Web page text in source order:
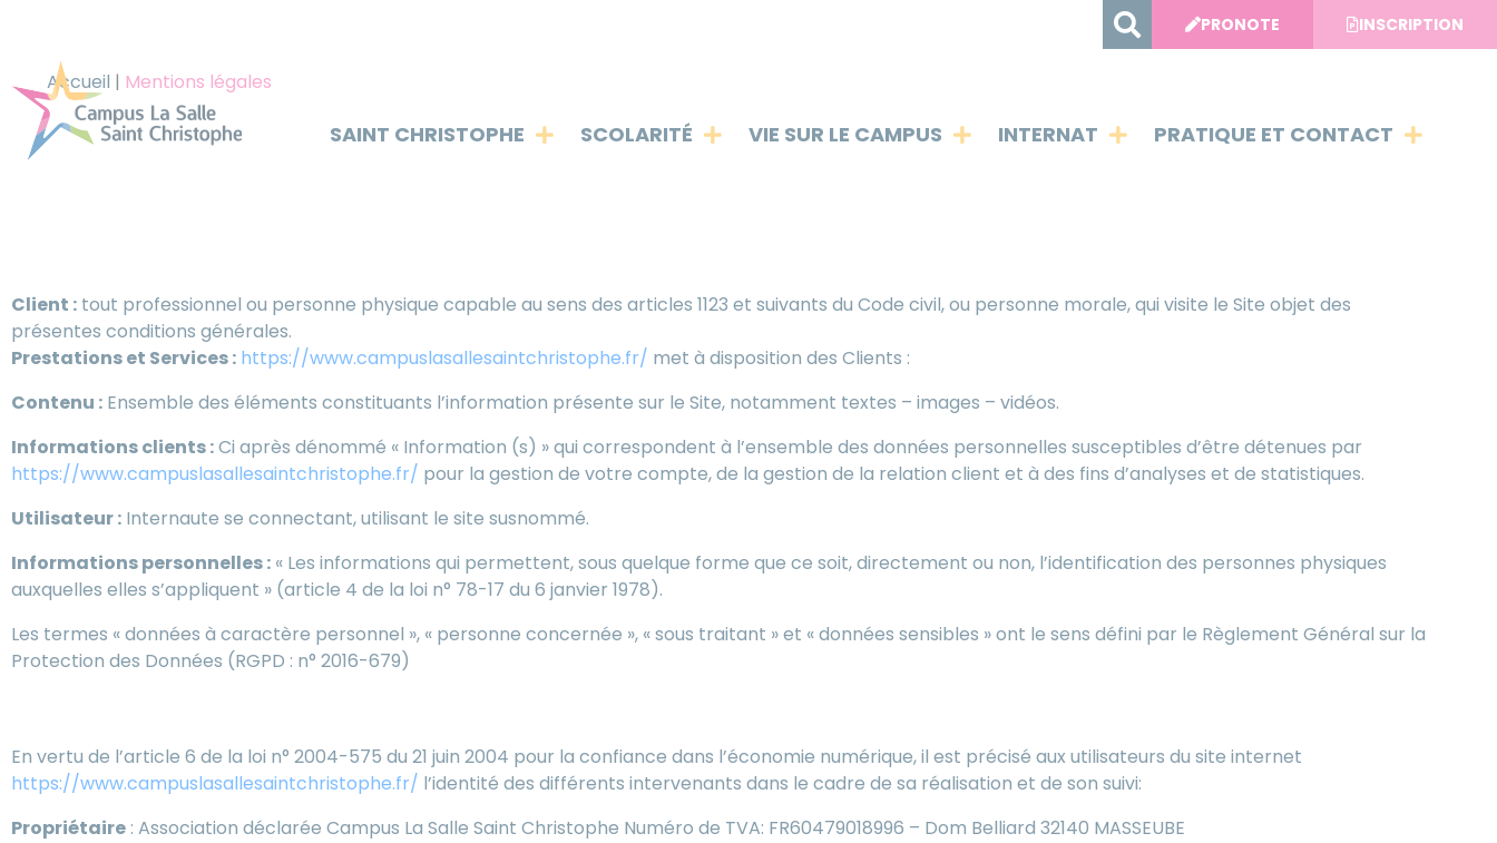
PRONOTE INSCRIPTION
SAINT CHRISTOPHE SCOLARITÉ VIE SUR LE CAMPUS INTERNAT PRATIQUE ET CONTACT
Accueil | Mentions légales
Mentions légales
Client : tout professionnel ou personne physique capable au sens des articles 1123 et suivants du Code civil, ou personne morale, qui visite le Site objet des
présentes conditions générales.
Prestations et Services : https://www.campuslasallesaintchristophe.fr/ met à disposition des Clients :
Contenu : Ensemble des éléments constituants l’information présente sur le Site, notamment textes – images – vidéos.
Informations clients :Ci après dénommé « Information (s) » qui correspondent à l’ensemble des données personnelles susceptibles d’être détenues par
https://www.campuslasallesaintchristophe.fr/ pour la gestion de votre compte, de la gestion de la relation client et à des fins d’analyses et de statistiques.
Utilisateur : Internaute se connectant, utilisant le site susnommé.
Informations personnelles : « Les informations qui permettent, sous quelque forme que ce soit, directement ou non, l’identification des personnes physiques
auxquelles elles s’appliquent » (article 4 de la loi n° 78-17 du 6 janvier 1978).
Les termes « données à caractère personnel », « personne concernée », « sous traitant » et « données sensibles » ont le sens défini par le Règlement Général sur la
Protection des Données (RGPD : n° 2016-679)
En vertu de l’article 6 de la loi n° 2004-575 du 21 juin 2004 pour la confiance dans l’économie numérique, il est précisé aux utilisateurs du site internet
https://www.campuslasallesaintchristophe.fr/ l’identité des différents intervenants dans le cadre de sa réalisation et de son suivi:
Propriétaire : Association déclarée Campus La Salle Saint Christophe Numéro de TVA: FR60479018996 – Dom Belliard 32140 MASSEUBE